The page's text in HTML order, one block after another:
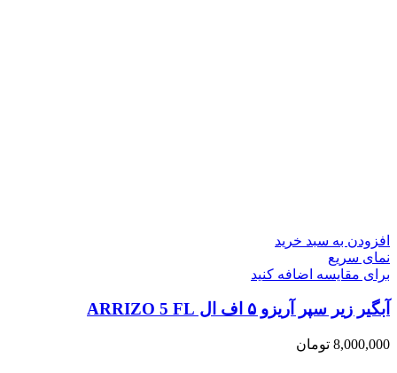
افزودن به سبد خرید
نمای سریع
برای مقایسه اضافه کنید
آبگیر زیر سپر آریزو ۵ اف ال ARRIZO 5 FL
8,000,000 تومان